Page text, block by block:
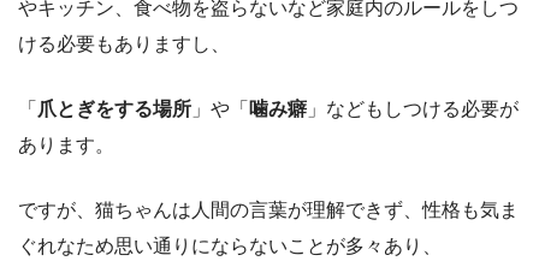
やキッチン、食べ物を盗らないなど家庭内のルールをしつ
ける必要もありますし、
「 爪とぎをする場所 」や「 噛み癖 」などもしつける必要が
あります。
ですが、猫ちゃんは人間の言葉が理解できず、性格も気ま
ぐれなため思い通りにならないことが多々あり、